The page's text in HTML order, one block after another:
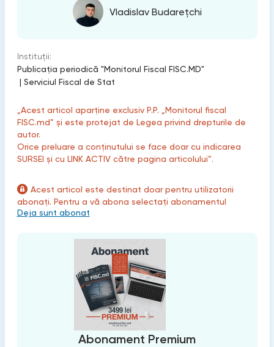
Vladislav Budarețchi
Instituții:
Publicaţia periodică "Monitorul Fiscal FISC.MD"
| Serviciul Fiscal de Stat
„Acest articol aparține exclusiv P.P. „Monitorul fiscal
FISC.md” și este protejat de Legea privind drepturile de
autor.
Orice preluare a conținutului se face doar cu indicarea
SURSEI și cu LINK ACTIV către pagina articolului”.
Acest articol este destinat doar pentru utilizatorii
abonați. Pentru a vă abona selectați abonamentul
Deja sunt abonat
Abonament Premium